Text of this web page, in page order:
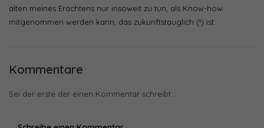
alten meines Erachtens nur insoweit zu tun, als Know-how
mitgenommen werden kann, das zukunftstauglich (!) ist.
Kommentare
Sei der erste der einen Kommentar schreibt....